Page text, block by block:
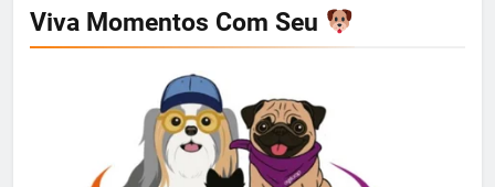
Viva Momentos Com Seu